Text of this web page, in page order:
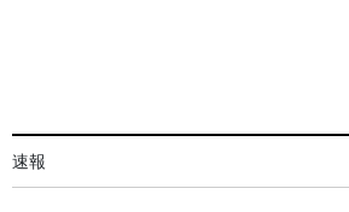
速報